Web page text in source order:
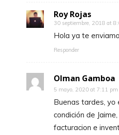
Roy Rojas
30 septiembre, 2018 at
Hola ya te
Responder
Olman Gamboa
5 mayo, 2020 at 7:11 pm
Buenas tardes, yo
condición de
facturacion e